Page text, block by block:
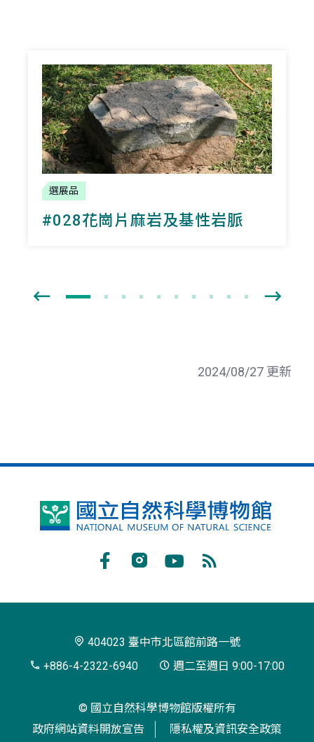
選展品
#028花崗片麻岩及基性岩脈
2024/08/27 更新
國
博
閱
404023 臺中市北區館前路一號
+886-4-2322-6940
週二至週日 9:00-17:00
© 國立自然科學博物館版權所有
政府網站資料開放宣告
隱私權及資訊安全政策